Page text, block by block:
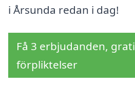
i Årsunda redan i dag!
Få 3 erbjudanden,
förpliktelser